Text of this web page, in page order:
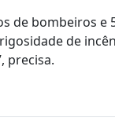
de bombeiros
de
precisa.